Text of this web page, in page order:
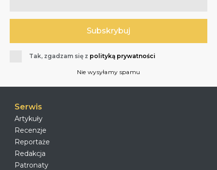
Tak, zgadzam się z polityką prywatności
Nie wysyłamy spamu
Serwis
Artykuły
Recenzje
Reportaże
Redakcja
Patronaty